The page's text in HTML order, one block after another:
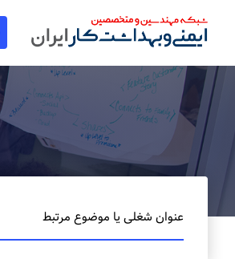
عنوان شغلی یا موضوع مرتبط